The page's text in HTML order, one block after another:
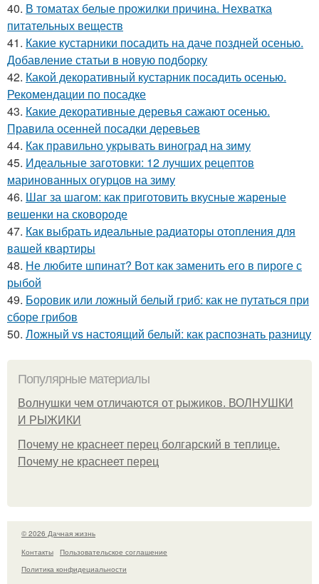
40. В томатах белые прожилки причина. Нехватка
питательных веществ
41. Какие кустарники посадить на даче поздней осенью.
Добавление статьи в новую подборку
42. Какой декоративный кустарник посадить осенью.
Рекомендации по посадке
43. Какие декоративные деревья сажают осенью.
Правила осенней посадки деревьев
44. Как правильно укрывать виноград на зиму
45. Идеальные заготовки: 12 лучших рецептов
маринованных огурцов на зиму
46. Шаг за шагом: как приготовить вкусные жареные
вешенки на сковороде
47. Как выбрать идеальные радиаторы отопления для
вашей квартиры
48. Не любите шпинат? Вот как заменить его в пироге с
рыбой
49. Боровик или ложный белый гриб: как не путаться при
сборе грибов
50. Ложный vs настоящий белый: как распознать разницу
Популярные материалы
Волнушки чем отличаются от рыжиков. ВОЛНУШКИ
И РЫЖИКИ
Почему не краснеет перец болгарский в теплице.
Почему не краснеет перец
© 2026 Дачная жизнь
Контакты
Пользовательское соглашение
Политика конфидециальности